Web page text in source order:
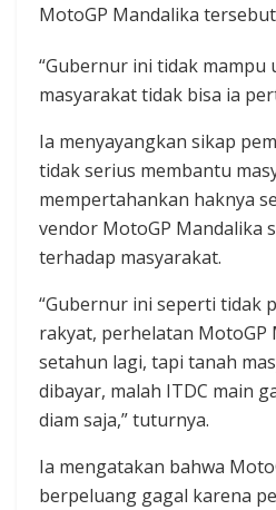
MotoGP Mandalika
“Gubernur ini tidak mampu
masyarakat tidak bisa ia
Ia menyayangkan sikap
tidak serius membantu
mempertahankan haknya
vendor MotoGP Mandalika
terhadap masyarakat.
“Gubernur ini seperti tidak
rakyat, perhelatan
setahun lagi, tapi tanah
dibayar, malah ITDC main
diam saja,” tuturnya.
Ia mengatakan bahwa
berpeluang gagal karena